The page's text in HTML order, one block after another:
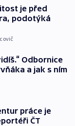
je před
podotýká
Odbornice
a jak s ním
práce je
ČT